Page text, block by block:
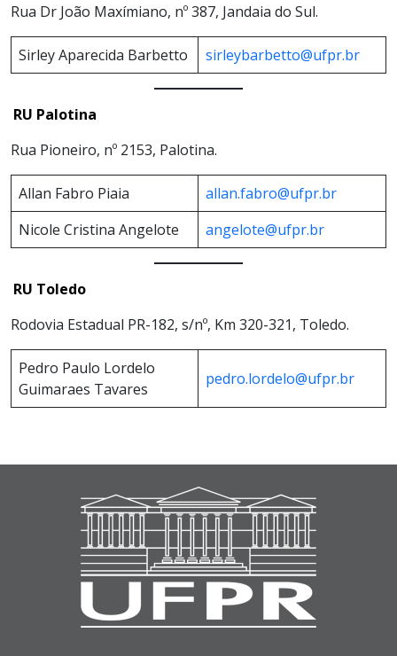
Rua Dr João Maxímiano, nº 387, Jandaia do Sul.
Sirley Aparecida Barbetto sirleybarbetto@ufpr.br
RU Palotina
Rua Pioneiro, nº 2153, Palotina.
Allan Fabro Piaia
allan.fabro@ufpr.br
Nicole Cristina Angelote
angelote@ufpr.br
RU Toledo
Rodovia Estadual PR-182, s/nº, Km 320-321, Toledo.
Pedro Paulo Lordelo
Guimaraes Tavares
pedro.lordelo@ufpr.br